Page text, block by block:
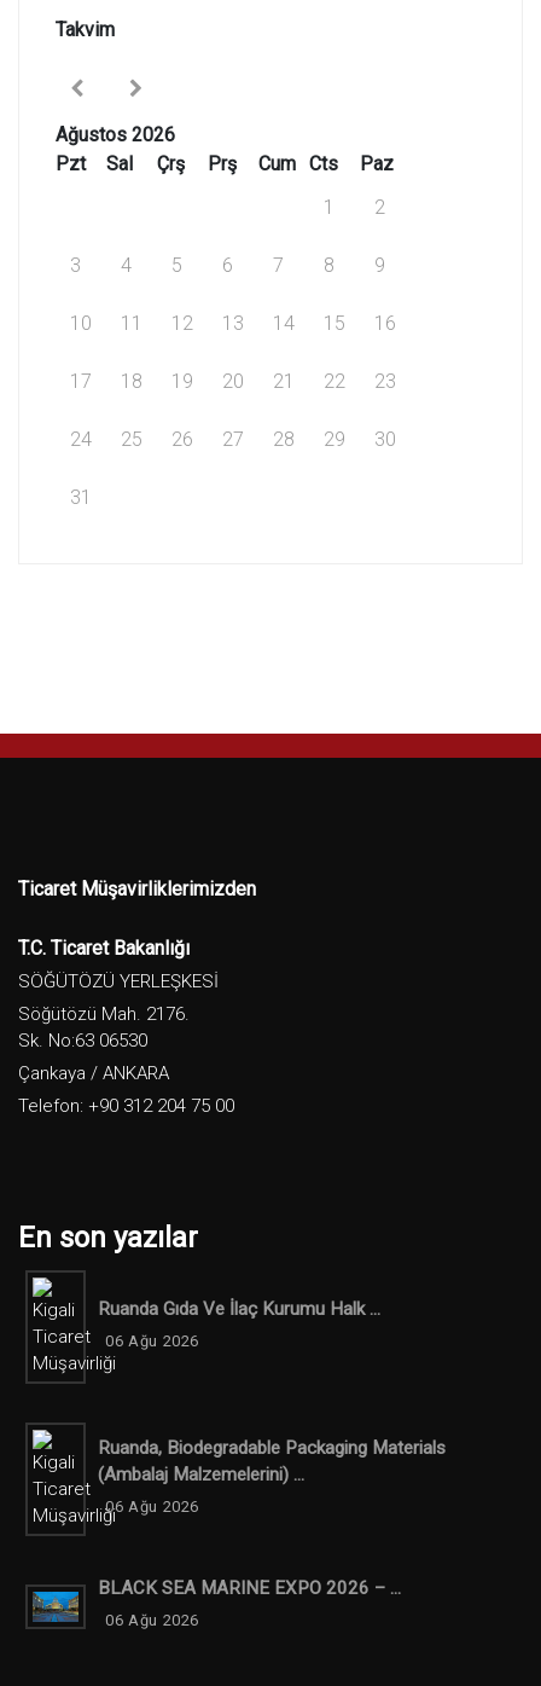
Takvim
Ağustos 2026
Pzt
Sal Çrş Prş Cum Cts
Paz
1
2
3 4 5 6 7 8 9
10 11 12 13 14 15 16
17 18 19 20 21 22 23
24 25 26 27 28 29 30
31
Ticaret Müşavirliklerimizden
T.C. Ticaret Bakanlığı
SÖĞÜTÖZÜ YERLEŞKESİ
Söğütözü Mah. 2176.
Sk. No:63 06530
Çankaya / ANKARA
Telefon: +90 312 204 75 00
En son yazılar
Ruanda Gıda Ve İlaç Kurumu Halk ...
06 Ağu 2026
Ruanda, Biodegradable Packaging Materials
(ambalaj Malzemelerini) ...
06 Ağu 2026
BLACK SEA MARINE EXPO 2026 – ...
06 Ağu 2026